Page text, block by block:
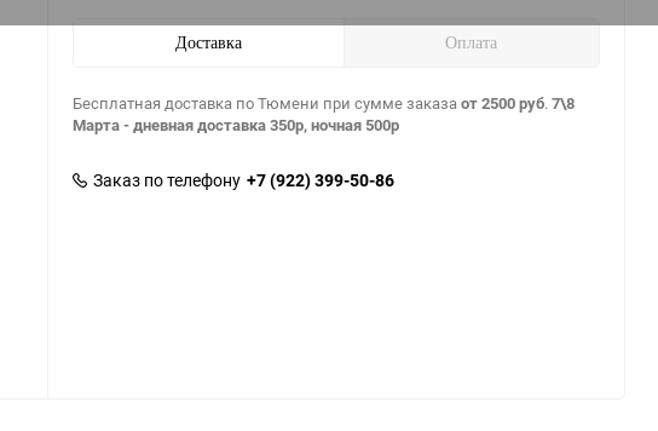
Доставка Оплата
Бесплатная доставка по Тюмени при сумме заказаот 2500 руб.7\8
Марта - дневная доставка 350р, ночная 500р
Заказ по телефону +7 (922) 399-50-86